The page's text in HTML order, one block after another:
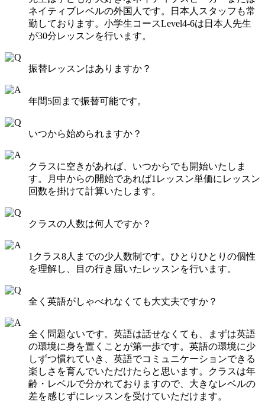
ネイティブレベルの外国人です。日本人スタッフも常
勤しております。小学生コースLevel4-6は日本人先生
が30分レッスンを行います。
振替レッスンはありますか？
年間5回まで振替可能です。
いつから始められますか？
クラスに空きがあれば、いつからでも開始いたしま
す。月中からの開始であれば1レッスン単価にレッスン
回数を掛けて計算いたします。
クラスの人数は何人ですか？
1クラス8人までの少人数制です。ひとりひとりの個性
を理解し、目の行き届いたレッスンを行います。
全く英語がしゃべれなくても大丈夫ですか？
全く問題ないです。英語は話せなくても、まずは英語
の環境に身を置くことが第一歩です。英語の環境に少
しずつ慣れていき、英語でコミュニケーションできる
楽しさを育んでいただけたらと思います。クラスは年
齢・レベルで分かれておりますので、大きなレベルの
差を感じずにレッスンを受けていただけます。